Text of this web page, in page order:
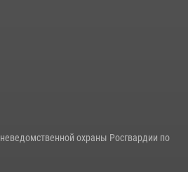
охраны Росгвардии по